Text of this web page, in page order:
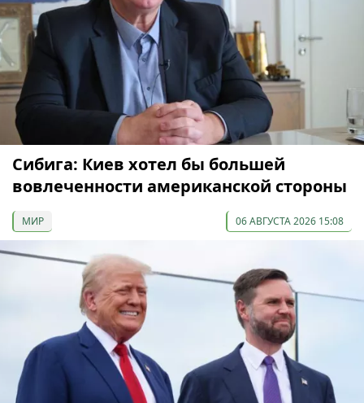
Сибига: Киев хотел бы большей
вовлеченности американской стороны
МИР 06 АВГУСТА 2026 15:08